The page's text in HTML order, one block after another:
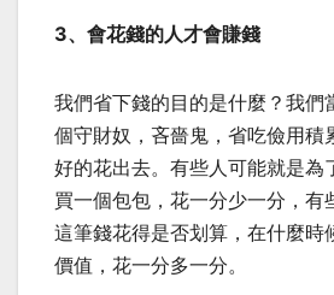
3、會花錢的人才會賺錢
我們省下錢的目的是什麼？我們
個守財奴，吝嗇鬼，省吃儉用積
好的花出去。有些人可能就是為
買一個包包，花一分少一分，有
這筆錢花得是否划算，在什麼時
價值，花一分多一分。